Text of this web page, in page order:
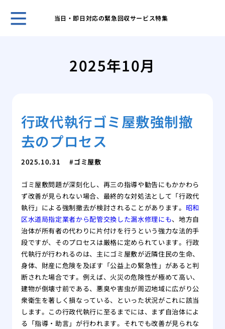
当日・即日対応の緊急回収サービス特集
2025年10月
行政代執行ゴミ屋敷強制撤
去のプロセス
2025.10.31 ゴミ屋敷
ゴミ屋敷問題が深刻化し、再三の指導や勧告にもかかわら
ず改善が見られない場合、最終的な対処法として「行政代
執行」による強制撤去が検討されることがあります。 昭和
区水道局指定業者から配管交換した漏水修理にも、地方自
治体が所有者の代わりに片付けを行うという強力な法的手
段ですが、そのプロセスは厳格に定められています。行政
代執行が行われるのは、主にゴミ屋敷が近隣住民の生命、
身体、財産に危険を及ぼす「公益上の緊急性」があると判
断された場合です。例えば、火災の危険性が極めて高い、
建物が倒壊寸前である、悪臭や害虫が周辺地域に広がり公
衆衛生を著しく損なっている、といった状況がこれに該当
します。この行政代執行に至るまでには、まず自治体によ
る「指導・助言」が行われます。それでも改善が見られな